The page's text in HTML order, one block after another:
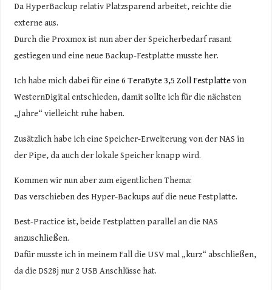
Da HyperBackup relativ Platzsparend arbeitet, reichte die
externe aus.
Durch die Proxmox ist nun aber der Speicherbedarf rasant
gestiegen und eine neue Backup-Festplatte musste her.
Ich habe mich dabei für eine6 TeraByte 3,5 Zoll Festplattevon
WesternDigital entschieden, damit sollte ich für die nächsten
„Jahre“ vielleicht ruhe haben.
Zusätzlich habe ich eine Speicher-Erweiterung von der NAS in
der Pipe, da auch der lokale Speicher knapp wird.
Kommen wir nun aber zum eigentlichen Thema:
Das verschieben des Hyper-Backups auf die neue Festplatte.
Best-Practice ist, beide Festplatten parallel an die NAS
anzuschließen.
Dafür musste ich in meinem Fall die USV mal „kurz“ abschließen,
da die DS28j nur 2 USB Anschlüsse hat.